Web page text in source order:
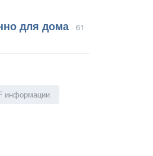
для дома · 61
информации